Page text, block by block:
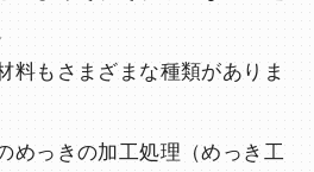
料もさまざまな種類がありま
めっきの加工処理（めっき工